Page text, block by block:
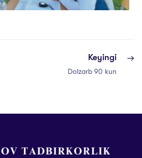
Keyingi
Dolzarb 90 kun